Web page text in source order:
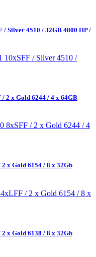
Silver 4510 / 32GB 4800 HP /
2 x Gold 6244 / 4 x 64GB
x Gold 6154 / 8 x 32Gb
x Gold 6138 / 8 x 32Gb